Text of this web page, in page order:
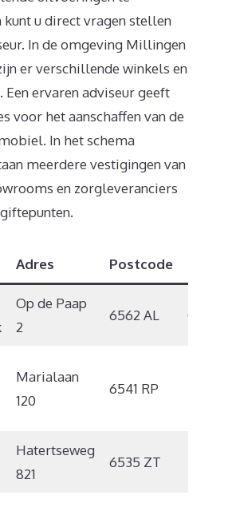
kunt u direct vragen stellen
In de omgeving Millingen
er verschillende winkels en
Een ervaren adviseur geeft
voor het aanschaffen van de
In het schema
meerdere vestigingen van
en zorgleveranciers
Adres Postcode
Op de Paap
2
6562 AL
Marialaan
120
6541 RP
Hatertseweg
821
6535 ZT